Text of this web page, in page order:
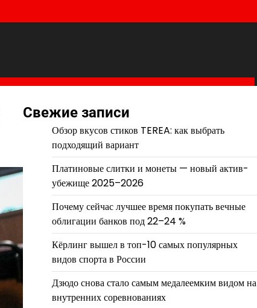
Свежие записи
Обзор вкусов стиков TEREA: как выбрать
подходящий вариант
Платиновые слитки и монеты — новый актив-
убежище 2025–2026
Почему сейчас лучшее время покупать вечные
облигации банков под 22–24 %
Кёрлинг вышел в топ-10 самых популярных
видов спорта в России
Дзюдо снова стало самым медалеемким видом на
внутренних соревнованиях